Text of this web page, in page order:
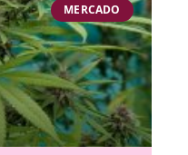
MERCADO